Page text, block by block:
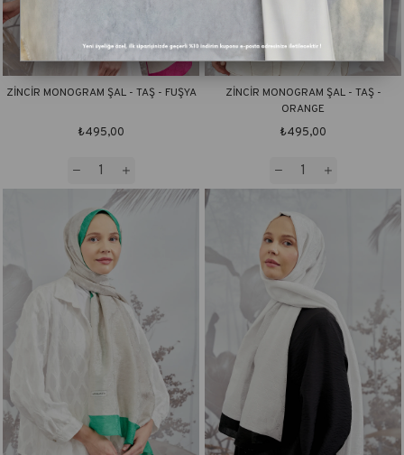
ZİNCİR MONOGRAM ŞAL - TAŞ - FUŞYA
₺495,00
ZİNCİR MONOGRAM ŞAL - TAŞ -
ORANGE
₺495,00